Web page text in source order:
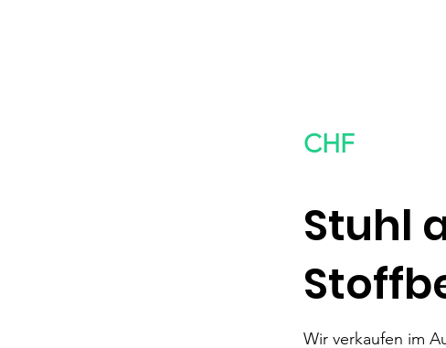
CHF
Stuhl
Wir verkaufen im